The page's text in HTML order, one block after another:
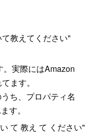
教えてください"
。実際にはAmazon
ます。
ち、プロパティ名
す。
て 教え て ください"